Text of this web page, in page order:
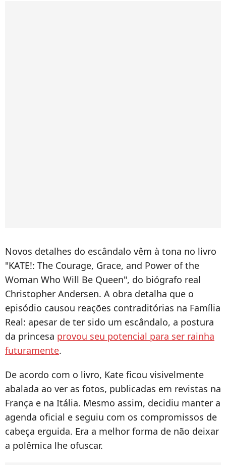
Novos detalhes do escândalo vêm à tona no livro
"KATE!: The Courage, Grace, and Power of the
Woman Who Will Be Queen", do biógrafo real
Christopher Andersen. A obra detalha que o
episódio causou reações contraditórias na Família
Real: apesar de ter sido um escândalo, a postura
da princesa provou seu potencial para ser rainha
futuramente.
De acordo com o livro, Kate ficou visivelmente
abalada ao ver as fotos, publicadas em revistas na
França e na Itália. Mesmo assim, decidiu manter a
agenda oficial e seguiu com os compromissos de
cabeça erguida. Era a melhor forma de não deixar
a polêmica lhe ofuscar.